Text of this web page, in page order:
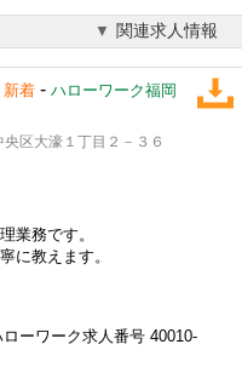
関連求人情報
新着 - ハローワーク福岡
区大濠１丁目２－３６
業務です。
に教えます。
ーワーク求人番号 40010-